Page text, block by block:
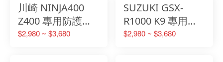
川崎 NINJA400
Z400 專用防護蓋
轟特 Homtru 引擎
$2,980 ~ $3,680
SUZUKI GSX-
R1000 K9 專用防
護蓋 轟特
$2,980 ~ $3,680